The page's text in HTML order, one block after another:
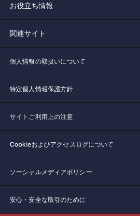
お役立ち情報
関連サイト
個人情報の取扱いについて
特定個人情報保護方針
サイトご利用上の注意
Cookieおよびアクセスログについて
ソーシャルメディアポリシー
安心・安全な取引のために